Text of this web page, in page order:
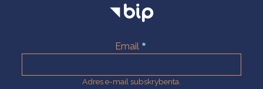
Email
Adres e-mail subskrybenta.